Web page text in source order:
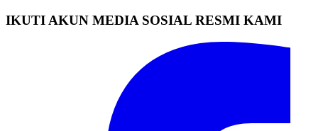
IKUTI AKUN MEDIA SOSIAL RESMI KAMI